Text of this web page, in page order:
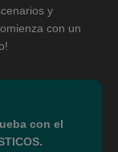
y
con un
con el